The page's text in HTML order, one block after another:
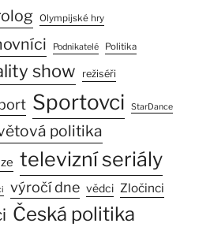
Olympijské hry
Podnikatelé Politika
show režiséři
Sportovci StarDance
politika
televizní seriály
výročí dne vědci Zločinci
Česká politika